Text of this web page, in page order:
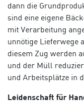
dann die
sind eine eigene
mit Verarbeitung
unnötige Lieferwege
diesem Zug werden
und der Müll
und Arbeitsplätze in
Leidenschaft für